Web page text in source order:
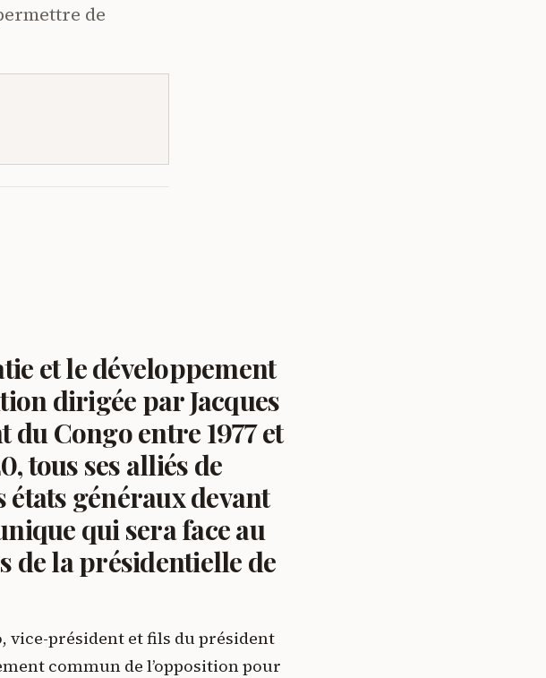
de
et le développement
dirigée par Jacques
Congo entre 1977 et
tous ses alliés de
états généraux devant
qui sera face au
de la présidentielle de
vice-président et fils du président
commun de l’opposition pour